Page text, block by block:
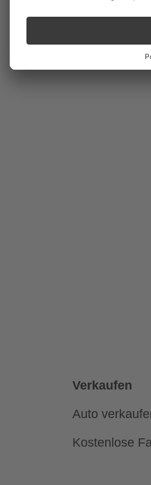
Verkaufen
Auto
Kostenlose